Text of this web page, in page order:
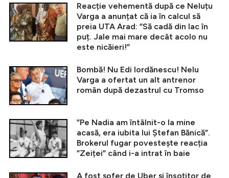
Reacție vehementă după ce Neluțu
Varga a anunțat că ia în calcul să
preia UTA Arad: ”Să cadă din lac în
puț. Jale mai mare decât acolo nu
este nicăieri!”
Bombă! Nu Edi Iordănescu! Nelu
Varga a ofertat un alt antrenor
român după dezastrul cu Tromso
”Pe Nadia am întâlnit-o la mine
acasă, era iubita lui Ștefan Bănică”.
Brokerul fugar povestește reacția
”Zeiței” când i-a intrat în baie
A fost șofer de Uber și însoțitor de